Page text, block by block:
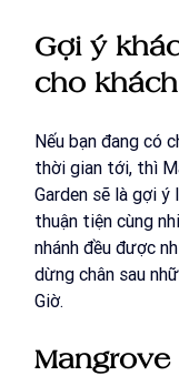
Gợi ý
cho
Nếu bạn đang có
thời gian tới, thì
Garden sẽ là gợi
thuận tiện cùng
nhánh đều được
dừng chân sau
Giờ.